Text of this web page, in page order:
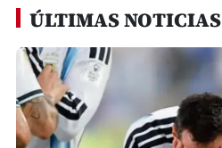
ÚLTIMAS NOTICIAS